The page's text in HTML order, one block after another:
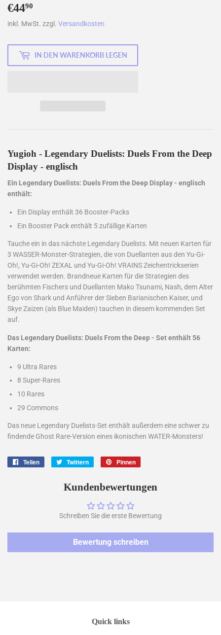
€4490
inkl. MwSt. zzgl. Versandkosten
IN DEN WARENKORB LEGEN
Yugioh - Legendary Duelists: Duels From the Deep
Display - englisch
Ein Legendary Duelists: Duels From the Deep Display - englisch
enthält:
Ein Display enthält 36 Booster-Packs
Ein Booster Pack enthält 5 zufällige Karten
Tauche ein in das nächste Legendary Duelists. Mit neuen Karten für
3 WASSER-Monster-Strategien, die von Duellanten aus den Yu-Gi-
Oh!, Yu-Gi-Oh! ZEXAL und Yu-Gi-Oh! VRAINS Zeichentrickserien
verwendet werden. Brandneue Karten für die Strategien des
berühmten Fischers und Duellanten Mako Tsunami, Nash, dem Alter
Ego von Shark und Anführer der Sieben Barianischen Kaiser, und
Skye Zaizen (als Blue Maiden) tauchen in diesem kommenden Set
auf.
Das Legendary Duelists: Duels From the Deep - Set enthält 56
Karten:
9 Ultra Rares
8 Super-Rares
10 Rares
29 Commons
Das neue Legendary Duelists-Set enthält außerdem eine schwer zu
findende Ghost Rare-Version eines ikonischen WATER-Monsters!
Teilen Twittern
twittern
Pinnen
pinnen
Kundenbewertungen
Schreiben Sie die erste Bewertung
Bewertung schreiben
Quick links